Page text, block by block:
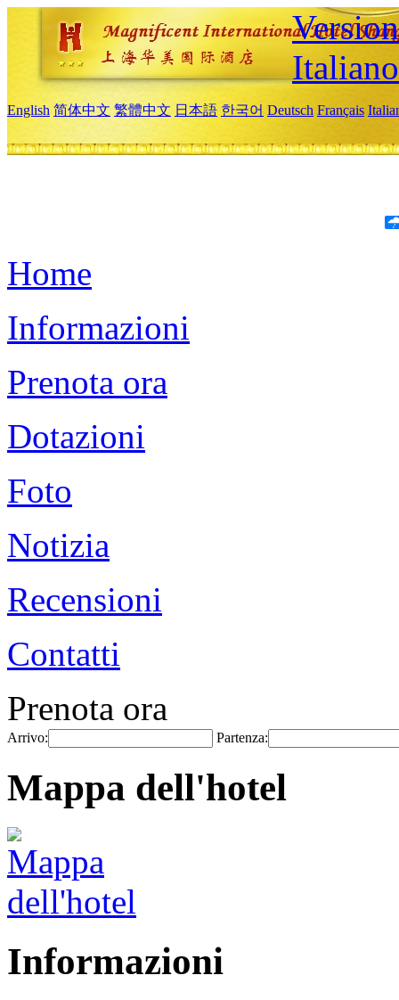
Italiano
English 简体中文 繁體中文 日本語 한국어 Deutsch Français
Home
Informazioni
Prenota ora
Dotazioni
Foto
Notizia
Recensioni
Contatti
Prenota ora
Arrivo: Partenza:
Mappa dell'hotel
Informazioni